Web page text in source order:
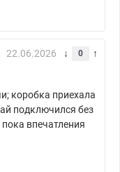
22.06.2026 0
коробка приехала
подключился без
впечатления